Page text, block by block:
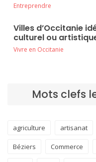
Entreprendre
Villes d’Occitanie
culturel ou
Vivre en Occitanie
Mots clefs
agriculture artisanat
Béziers Commerce